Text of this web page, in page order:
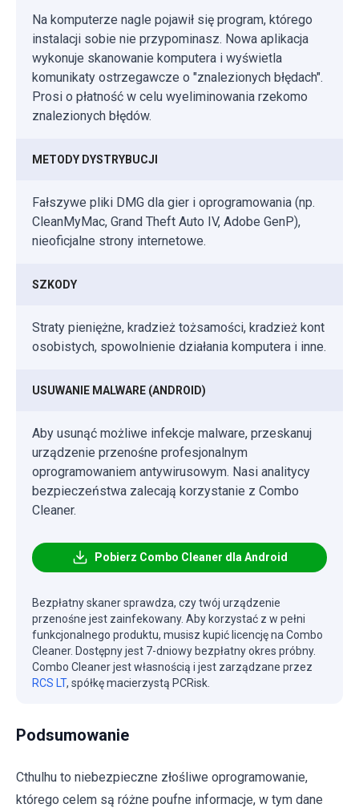
Na komputerze nagle pojawił się program, którego
instalacji sobie nie przypominasz. Nowa aplikacja
wykonuje skanowanie komputera i wyświetla
komunikaty ostrzegawcze o "znalezionych błędach".
Prosi o płatność w celu wyeliminowania rzekomo
znalezionych błędów.
METODY DYSTRYBUCJI
Fałszywe pliki DMG dla gier i oprogramowania (np.
CleanMyMac, Grand Theft Auto IV, Adobe GenP),
nieoficjalne strony internetowe.
SZKODY
Straty pieniężne, kradzież tożsamości, kradzież kont
osobistych, spowolnienie działania komputera i inne.
USUWANIE MALWARE (ANDROID)
Aby usunąć możliwe infekcje malware, przeskanuj
urządzenie przenośne profesjonalnym
oprogramowaniem antywirusowym. Nasi analitycy
bezpieczeństwa zalecają korzystanie z Combo
Cleaner.
Pobierz Combo Cleaner dla Android
Bezpłatny skaner sprawdza, czy twój urządzenie
przenośne jest zainfekowany. Aby korzystać z w pełni
funkcjonalnego produktu, musisz kupić licencję na Combo
Cleaner. Dostępny jest 7-dniowy bezpłatny okres próbny.
Combo Cleaner jest własnością i jest zarządzane przez
RCS LT, spółkę macierzystą PCRisk.
Podsumowanie
Cthulhu to niebezpieczne złośliwe oprogramowanie,
którego celem są różne poufne informacje, w tym dane